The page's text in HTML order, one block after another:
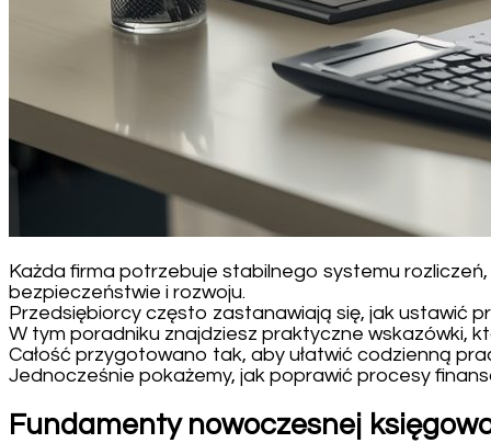
Każda firma potrzebuje stabilnego systemu
bezpieczeństwie i rozwoju.
Przedsiębiorcy często zastanawiają się, jak ustawić
W tym poradniku znajdziesz praktyczne wskazówki,
Całość przygotowano tak, aby ułatwić codzienną
Jednocześnie pokażemy, jak poprawić procesy
Fundamenty nowoczesnej